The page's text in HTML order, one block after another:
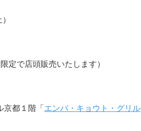
定で店頭販売いたします）
都１階「 エンバ・キョウト・グリル